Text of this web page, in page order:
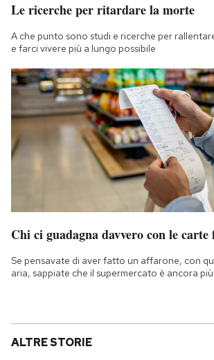
Le ricerche per ritardare la morte
A che punto sono studi e ricerche per
e farci vivere più a lungo possibile
Chi ci guadagna davvero con le carte
Se pensavate di aver fatto un affarone, con
aria, sappiate che il supermercato è ancora
ALTRE STORIE